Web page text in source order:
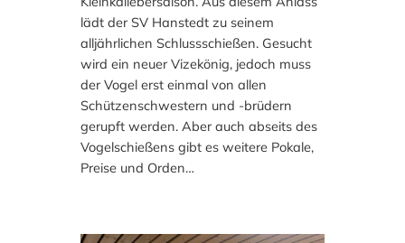
lädt der SV Hanstedt zu seinem
alljährlichen Schlussschießen. Gesucht
wird ein neuer Vizekönig, jedoch muss
der Vogel erst einmal von allen
Schützenschwestern und -brüdern
gerupft werden. Aber auch abseits des
Vogelschießens gibt es weitere Pokale,
Preise und Orden…